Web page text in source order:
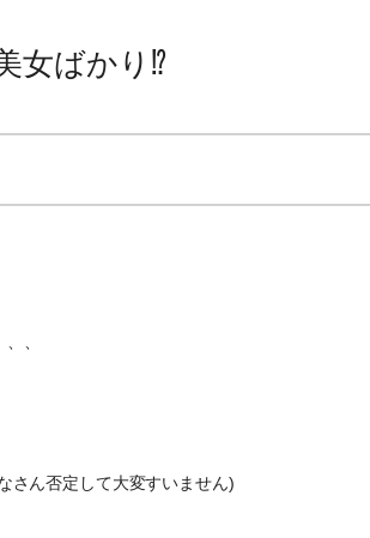
女ばかり⁉︎
、
さん否定して大変すいません)